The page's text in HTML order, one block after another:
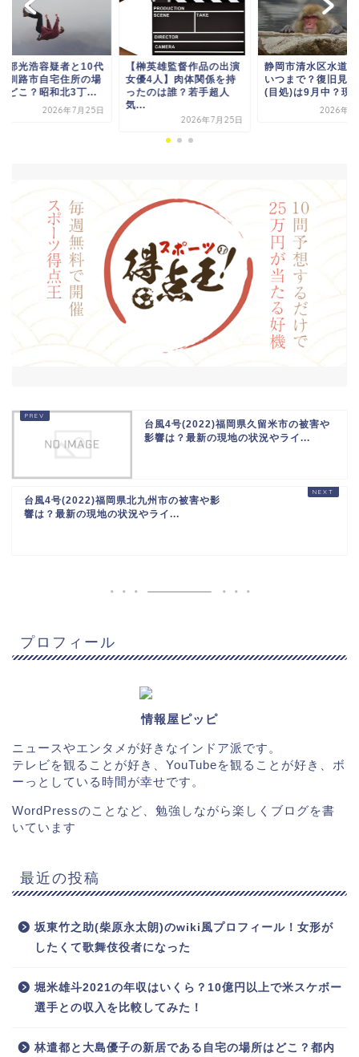
部光浩容疑者と10代
釧路市自宅住所の場
どこ？昭和北3丁...
2026年7月25日
【榊英雄監督作品の出演
女優4人】肉体関係を持
ったのは誰？若手超人
気...
2026年7月25日
静岡市清水区水道断
いつまで？復旧見込
(目処)は9月中？現
2026年7
台風4号(2022)福岡県久留米市の被害や
影響は？最新の現地の状況やライ...
台風4号(2022)福岡県北九州市の被害や影
響は？最新の現地の状況やライ...
プロフィール
情報屋ピッピ
ニュースやエンタメが好きなインドア派です。
テレビを観ることが好き、YouTubeを観ることが好き、ボ
ーっとしている時間が幸せです。
WordPressのことなど、勉強しながら楽しくブログを書
いています
最近の投稿
坂東竹之助(柴原永太朗)のwiki風プロフィール！女形が
したくて歌舞伎役者になった
堀米雄斗2021の年収はいくら？10億円以上で米スケボー
選手との収入を比較してみた！
林遣都と大島優子の新居である自宅の場所はどこ？都内